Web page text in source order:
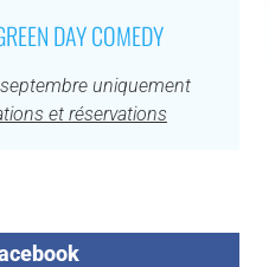
DAY COMEDY
uniquement
et réservations